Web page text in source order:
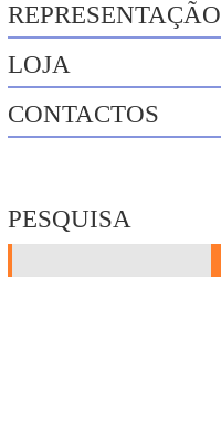
REPRESENTAÇÃO
LOJA
CONTACTOS
PESQUISA